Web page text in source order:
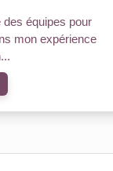
équipes pour
mon expérience